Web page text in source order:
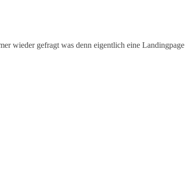
wieder gefragt was denn eigentlich eine Landingpage